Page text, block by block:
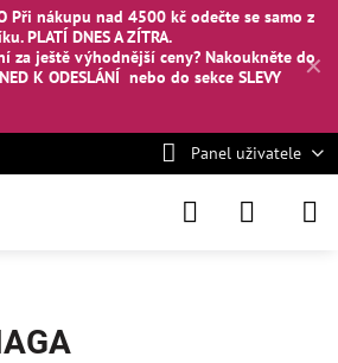
✕
Při nákupu nad 4500 kč odečte se samo z
PLATÍ DNES A ZÍTRA.
za ještě výhodnější ceny? Nakoukněte do
K ODESLÁNÍ nebo do sekce SLEVY
Panel uživatele